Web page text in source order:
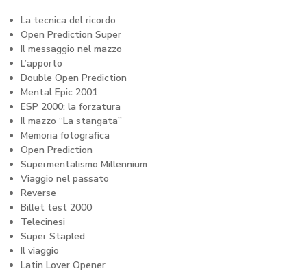
La tecnica del ricordo
Open Prediction Super
Il messaggio nel mazzo
L’apporto
Double Open Prediction
Mental Epic 2001
ESP 2000: la forzatura
Il mazzo “La stangata”
Memoria fotografica
Open Prediction
Supermentalismo Millennium
Viaggio nel passato
Reverse
Billet test 2000
Telecinesi
Super Stapled
Il viaggio
Latin Lover Opener